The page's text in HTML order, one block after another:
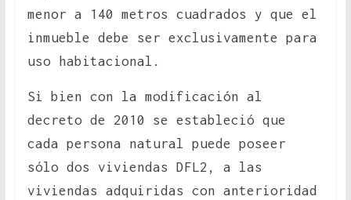
menor a 140 metros cuadrados y que el
inmueble debe ser exclusivamente para
uso habitacional.
Si bien con la modificación al
decreto de 2010 se estableció que
cada persona natural puede poseer
sólo dos viviendas DFL2, a las
viviendas adquiridas con anterioridad